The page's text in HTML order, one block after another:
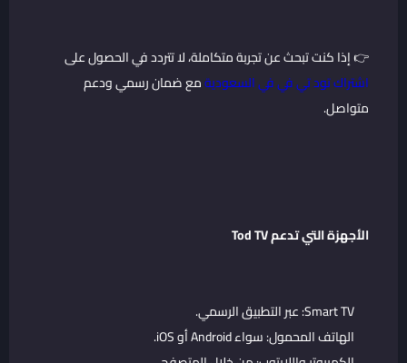
👉 إذا كنت تبحث عن تجربة متكاملة، لا تتردد في الحصول على
اشتراك تود تي في في السعوديةمع ضمان رسمي ودعم
متواصل.
الأجهزة التي تدعم Tod TV
Smart TV: عبر التطبيق الرسمي.
الهاتف المحمول: سواء Android أو iOS.